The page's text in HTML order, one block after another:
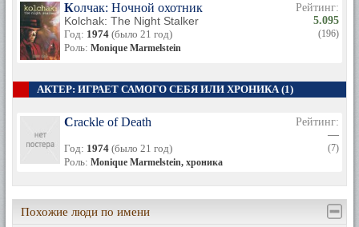
Колчак: Ночной охотник
Kolchak: The Night Stalker
Год: 1974 (было 21 год)
Роль: Monique Marmelstein
Рейтинг:
5.095
(196)
АКТЕР: ИГРАЕТ САМОГО СЕБЯ ИЛИ ХРОНИКА (1)
Crackle of Death
Год: 1974 (было 21 год)
Роль: Monique Marmelstein, хроника
Рейтинг:
—
(7)
Похожие люди по имени